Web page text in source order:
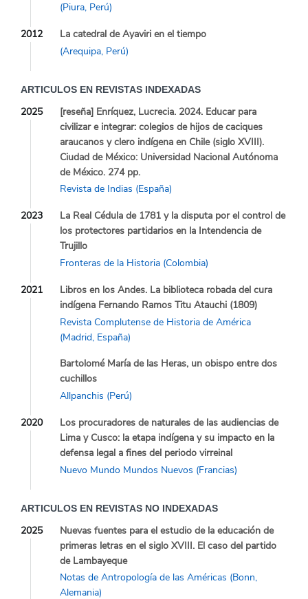
(Piura, Perú)
2012
La catedral de Ayaviri en el tiempo
(Arequipa, Perú)
ARTICULOS EN REVISTAS INDEXADAS
2025
[reseña] Enríquez, Lucrecia. 2024. Educar para
civilizar e integrar: colegios de hijos de caciques
araucanos y clero indígena en Chile (siglo XVIII).
Ciudad de México: Universidad Nacional Autónoma
de México. 274 pp.
Revista de Indias (España)
2023
La Real Cédula de 1781 y la disputa por el control de
los protectores partidarios en la Intendencia de
Trujillo
Fronteras de la Historia (Colombia)
2021
Libros en los Andes. La biblioteca robada del cura
indígena Fernando Ramos Titu Atauchi (1809)
Revista Complutense de Historia de América
(Madrid, España)
Bartolomé María de las Heras, un obispo entre dos
cuchillos
Allpanchis (Perú)
2020
Los procuradores de naturales de las audiencias de
Lima y Cusco: la etapa indígena y su impacto en la
defensa legal a fines del periodo virreinal
Nuevo Mundo Mundos Nuevos (Francias)
ARTICULOS EN REVISTAS NO INDEXADAS
2025
Nuevas fuentes para el estudio de la educación de
primeras letras en el siglo XVIII. El caso del partido
de Lambayeque
Notas de Antropología de las Américas (Bonn,
Alemania)